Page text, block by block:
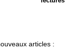
articles :